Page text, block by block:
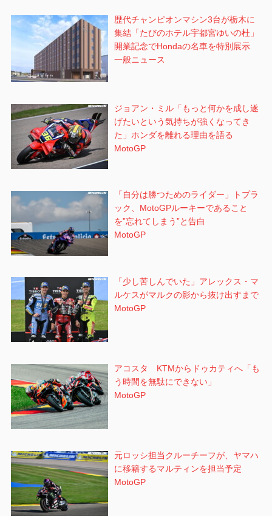
歴代チャンピオンマシン3台が栃木に
集結「たびのホテル宇都宮ゆいの杜」
開業記念でHondaの名車を特別展示
一般ニュース
ジョアン・ミル「もっと何かを成し遂
げたいという気持ちが強くなってき
た」ホンダを離れる理由を語る
MotoGP
「自分は勝つためのライダー」トプラ
ック、MotoGPルーキーであること
を”忘れてしまう”と告白
MotoGP
「少し苦しんでいた」アレックス・マ
ルケスがマルクの影から抜け出すまで
MotoGP
アコスタ KTMからドゥカティへ「も
う時間を無駄にできない」
MotoGP
元ロッシ担当クルーチーフが、ヤマハ
に移籍するマルティンを担当予定
MotoGP